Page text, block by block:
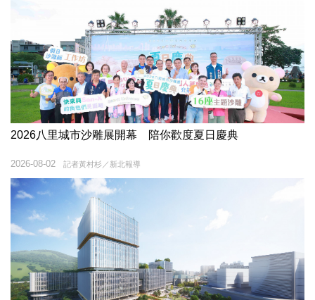
2026八里城市沙雕展開幕 陪你歡度夏日慶典
記者黃村杉／新北報導
2026-08-02